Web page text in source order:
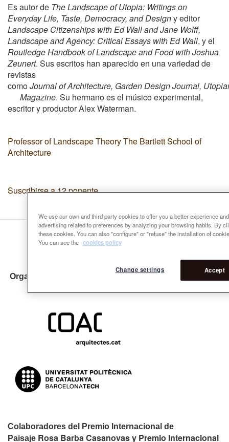
Es autor de The Landscape of Utopia: Writings on
Everyday Life, Taste, Democracy, and Designy editor
Landscape Citizenships with Ed Wall and Jane Wolff,
Landscape and Agency: Critical Essays with Ed Wall, y el
Routledge Handbook of Landscape and Food with Joshua
Zeunert. Sus escritos han aparecido en una variedad de
revistas
comoJournal of Architecture, Garden Design Journal,
Magazine. Su hermano es el músico experimental,
escritor y productor Alex Waterman.
Professor of Landscape Theory The Bartlett School of
Architecture
Suscribirse a 12 ponente
Organizadores:
Colaboradores del Premio Internacional de
Paisaje Rosa Barba Casanovas y Premio Internacional
We use our own and third party cookies to offer you a better experience
advertising related to preferences by analyzing your browsing habits. By
these cookies. You can also "configure" or "refuse" the installation of
You can see the cookies policy
Accept
Change settings